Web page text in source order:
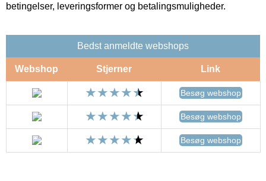
betingelser, leveringsformer og betalingsmuligheder.
Bedst anmeldte webshops
Webshop Stjerner Link
Besøg webshop
Besøg webshop
Besøg webshop